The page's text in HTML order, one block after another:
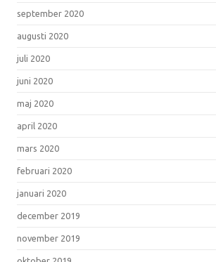
september 2020
augusti 2020
juli 2020
juni 2020
maj 2020
april 2020
mars 2020
februari 2020
januari 2020
december 2019
november 2019